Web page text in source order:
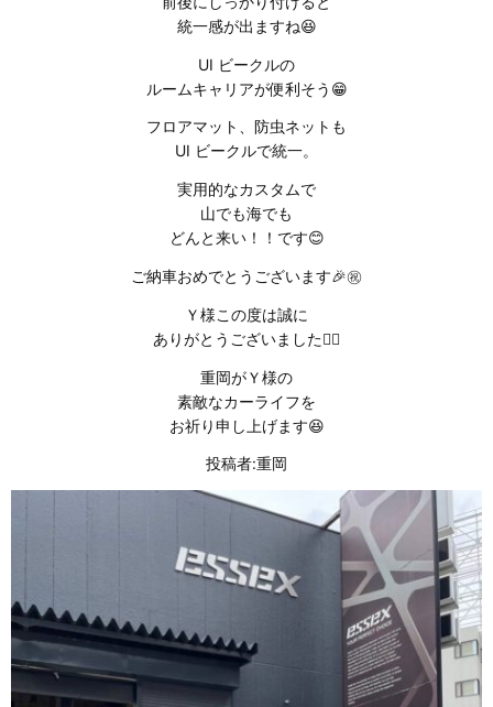
統一感が出ますね😆
UI ビークルの
ルームキャリアが便利そう😁
フロアマット、防虫ネットも
UI ビークルで統一。
実用的なカスタムで
山でも海でも
どんと来い！！です😊
ご納車おめでとうございます🎉㊗️
Ｙ様この度は誠に
ありがとうございました🙇‍♂️
重岡がＹ様の
素敵なカーライフを
お祈り申し上げます😆
投稿者:重岡